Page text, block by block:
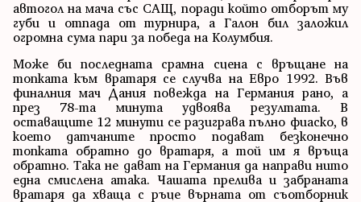
автогол на мача със САЩ, поради който отборът му
губи и отпада от турнира, а Галон бил заложил
огромна сума пари за победа на Колумбия.
Може би последната срамна сцена с връщане на
топката към вратаря се случва на Евро 1992. Във
финалния мач Дания повежда на Германия рано, а
през 78-та минута удвоява резултата. В
оставащите 12 минути се разиграва пълно фиаско, в
което датчаните просто подават безконечно
топката обратно до вратаря, а той им я връща
обратно. Така не дават на Германия да направи нито
една смислена атака. Чашата прелива и забраната
вратаря да хваща с ръце върната от съотборник